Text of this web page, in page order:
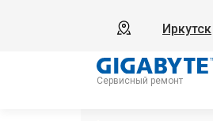
Иркутск
Сервисный ремонт